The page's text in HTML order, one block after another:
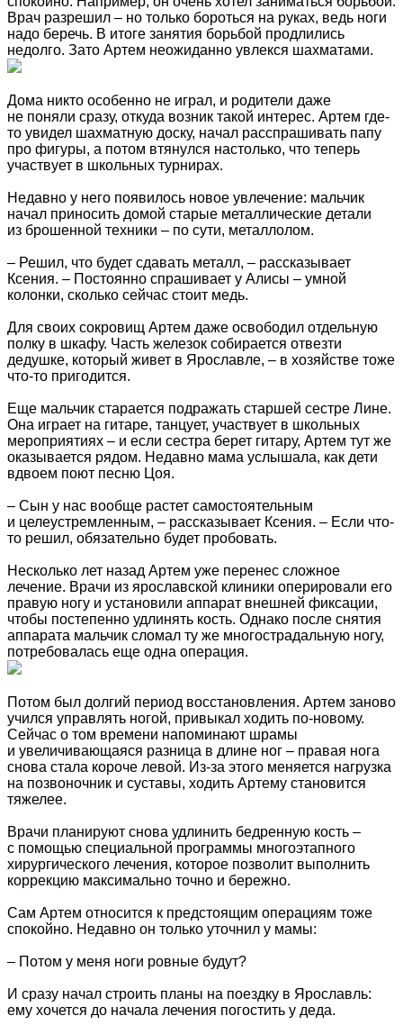
Врач разрешил – но только бороться на руках, ведь ноги
надо беречь. В итоге занятия борьбой продлились
недолго. Зато Артем неожиданно увлекся шахматами.
Дома никто особенно не играл, и родители даже
не поняли сразу, откуда возник такой интерес. Артем где-
то увидел шахматную доску, начал расспрашивать папу
про фигуры, а потом втянулся настолько, что теперь
участвует в школьных турнирах.
Недавно у него появилось новое увлечение: мальчик
начал приносить домой старые металлические детали
из брошенной техники – по сути, металлолом.
– Решил, что будет сдавать металл, – рассказывает
Ксения. – Постоянно спрашивает у Алисы – умной
колонки, сколько сейчас стоит медь.
Для своих сокровищ Артем даже освободил отдельную
полку в шкафу. Часть железок собирается отвезти
дедушке, который живет в Ярославле, – в хозяйстве тоже
что-то пригодится.
Еще мальчик старается подражать старшей сестре Лине.
Она играет на гитаре, танцует, участвует в школьных
мероприятиях – и если сестра берет гитару, Артем тут же
оказывается рядом. Недавно мама услышала, как дети
вдвоем поют песню Цоя.
– Сын у нас вообще растет самостоятельным
и целеустремленным, – рассказывает Ксения. – Если что-
то решил, обязательно будет пробовать.
Несколько лет назад Артем уже перенес сложное
лечение. Врачи из ярославской клиники оперировали его
правую ногу и установили аппарат внешней фиксации,
чтобы постепенно удлинять кость. Однако после снятия
аппарата мальчик сломал ту же многострадальную ногу,
потребовалась еще одна операция.
Потом был долгий период восстановления. Артем заново
учился управлять ногой, привыкал ходить по-новому.
Сейчас о том времени напоминают шрамы
и увеличивающаяся разница в длине ног – правая нога
снова стала короче левой. Из-за этого меняется нагрузка
на позвоночник и суставы, ходить Артему становится
тяжелее.
Врачи планируют снова удлинить бедренную кость –
с помощью специальной программы многоэтапного
хирургического лечения, которое позволит выполнить
коррекцию максимально точно и бережно.
Сам Артем относится к предстоящим операциям тоже
спокойно. Недавно он только уточнил у мамы:
– Потом у меня ноги ровные будут?
И сразу начал строить планы на поездку в Ярославль:
ему хочется до начала лечения погостить у деда.